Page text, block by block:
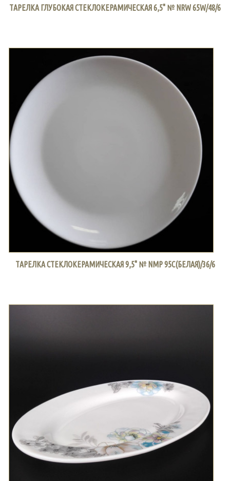
ТАРЕЛКА ГЛУБОКАЯ СТЕКЛОКЕРАМИЧЕСКАЯ 6,5" № NRW 65W/48/6
ТАРЕЛКА СТЕКЛОКЕРАМИЧЕСКАЯ 9,5" № NMP 95C(БЕЛАЯ)/36/6